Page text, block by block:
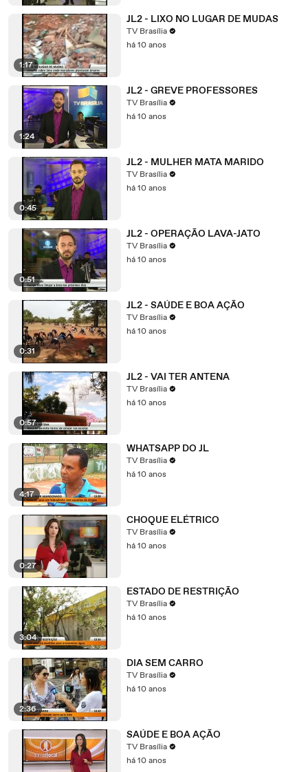
1:17
JL2 - LIXO NO LUGAR DE MUDAS
TV Brasília
há 10 anos
1:24
JL2 - GREVE PROFESSORES
TV Brasília
há 10 anos
0:45
JL2 - MULHER MATA MARIDO
TV Brasília
há 10 anos
0:51
JL2 - OPERAÇÃO LAVA-JATO
TV Brasília
há 10 anos
0:31
JL2 - SAÚDE E BOA AÇÃO
TV Brasília
há 10 anos
0:57
JL2 - VAI TER ANTENA
TV Brasília
há 10 anos
4:17
WHATSAPP DO JL
TV Brasília
há 10 anos
0:27
CHOQUE ELÉTRICO
TV Brasília
há 10 anos
3:04
ESTADO DE RESTRIÇÃO
TV Brasília
há 10 anos
2:36
DIA SEM CARRO
TV Brasília
há 10 anos
SAÚDE E BOA AÇÃO
TV Brasília
há 10 anos